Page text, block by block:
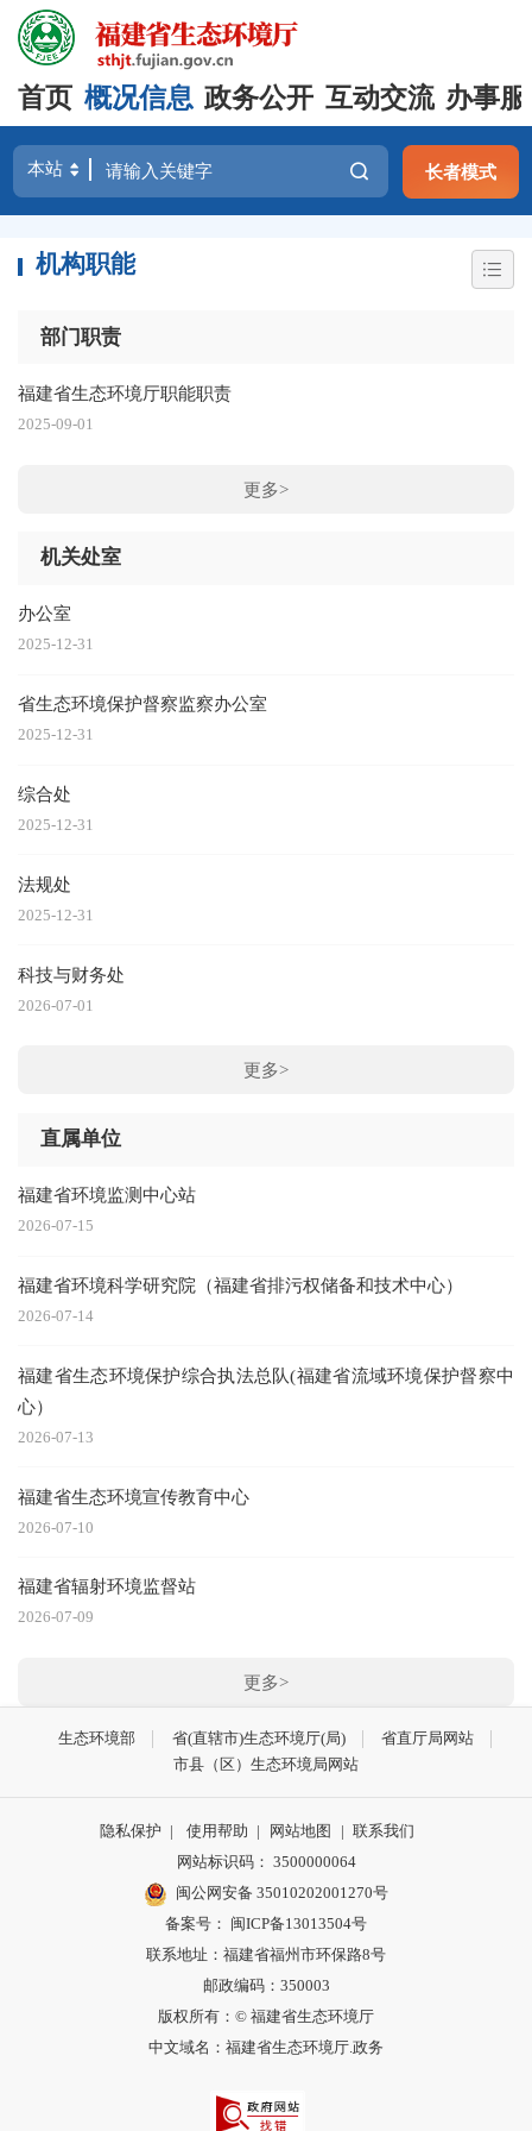
首页 概况信息 政务公开 互动交流 办事
长者模式
机构职能
部门职责
福建省生态环境厅职能职责
2025-09-01
更多>
机关处室
办公室
2025-12-31
省生态环境保护督察监察办公室
2025-12-31
综合处
2025-12-31
法规处
2025-12-31
科技与财务处
2026-07-01
更多>
直属单位
福建省环境监测中心站
2026-07-15
福建省环境科学研究院（福建省排污权储备和技术中心）
2026-07-14
福建省生态环境保护综合执法总队(福建省流域环境保护督察中
心）
2026-07-13
福建省生态环境宣传教育中心
2026-07-10
福建省辐射环境监督站
2026-07-09
更多>
生态环境部 省(直辖市)生态环境厅(局)
省直厅局网站
市县（区）生态环境局网站
隐私保护 | 使用帮助 | 网站地图 | 联系我们
网站标识码： 3500000064
闽公网安备 35010202001270号
备案号： 闽ICP备13013504号
联系地址：福建省福州市环保路8号
邮政编码：350003
版权所有：© 福建省生态环境厅
中文域名：福建省生态环境厅.政务